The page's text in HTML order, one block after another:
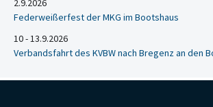
2.9.2026
Federweißerfest der MKG im Bootshaus
10 - 13.9.2026
Verbandsfahrt des KVBW nach Bregenz an den